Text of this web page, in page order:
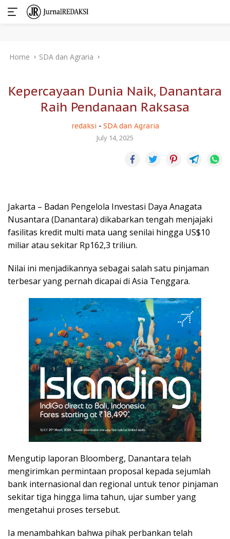
Home SDA dan Agraria
Kepercayaan Dunia Naik, Danantara
Raih Pendanaan Raksasa
redaksi - SDA dan Agraria
July 14, 2025
Jakarta – Badan Pengelola Investasi Daya Anagata
Nusantara (Danantara) dikabarkan tengah menjajaki
fasilitas kredit multi mata uang senilai hingga US$10
miliar atau sekitar Rp162,3 triliun.
Nilai ini menjadikannya sebagai salah satu pinjaman
terbesar yang pernah dicapai di Asia Tenggara.
Mengutip laporan Bloomberg, Danantara telah
mengirimkan permintaan proposal kepada sejumlah
bank internasional dan regional untuk tenor pinjaman
sekitar tiga hingga lima tahun, ujar sumber yang
mengetahui proses tersebut.
Ia menambahkan bahwa pihak perbankan telah